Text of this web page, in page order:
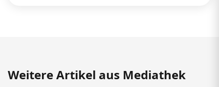
Weitere Artikel aus Mediathek